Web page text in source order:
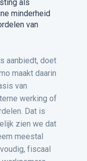
als
minderheid
van
aanbiedt, doet
maakt daarin
van
werking of
Dat is
zien we dat
meestal
fiscaal